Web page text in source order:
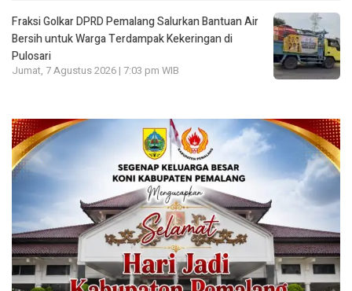
Fraksi Golkar DPRD Pemalang Salurkan Bantuan Air
Bersih untuk Warga Terdampak Kekeringan di
Pulosari
Jumat, 7 Agustus 2026 | 7:03 pm WIB